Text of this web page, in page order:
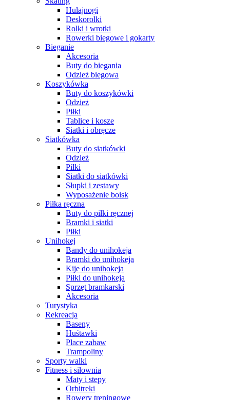
Hulajnogi
Deskorolki
Rolki i wrotki
Rowerki biegowe i gokarty
Bieganie
Akcesoria
Buty do biegania
Odzież biegowa
Koszykówka
Buty do koszykówki
Odzież
Piłki
Tablice i kosze
Siatki i obręcze
Siatkówka
Buty do siatkówki
Odzież
Piłki
Siatki do siatkówki
Słupki i zestawy
Wyposażenie boisk
Piłka ręczna
Buty do piłki ręcznej
Bramki i siatki
Piłki
Unihokej
Bandy do unihokeja
Bramki do unihokeja
Kije do unihokeja
Piłki do unihokeja
Sprzęt bramkarski
Akcesoria
Turystyka
Rekreacja
Baseny
Huśtawki
Place zabaw
Trampoliny
Sporty walki
Fitness i siłownia
Maty i stepy
Orbitreki
Rowery treningowe